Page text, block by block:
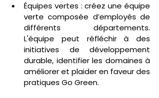
Équipes vertes : créez une équipe
verte composée d’employés de
différents départements.
L'équipe peut réfléchir à des
initiatives de développement
durable, identifier les domaines à
améliorer et plaider en faveur des
pratiques Go Green.